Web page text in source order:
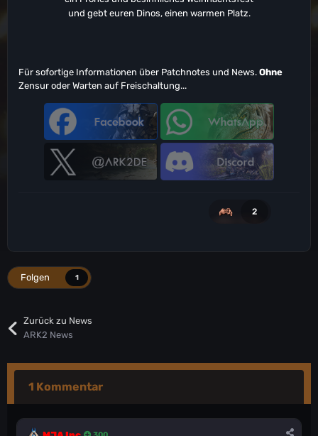
und gebt euren Dinos, einen warmen Platz.
Für sofortige Informationen über Patchnotes und News. Ohne
Zensur oder Warten auf Freischaltung...
2
Folgen 1
Zurück zu News
ARK2 News
1 Kommentar